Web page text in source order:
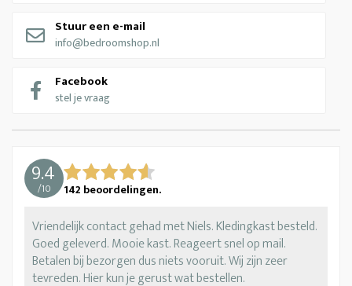
Stuur een e-mail
info@bedroomshop.nl
Facebook
stel je vraag
9.4
/10 142 beoordelingen.
Vriendelijk contact gehad met Niels. Kledingkast besteld.
Goed geleverd. Mooie kast. Reageert snel op mail.
Betalen bij bezorgen dus niets vooruit. Wij zijn zeer
tevreden. Hier kun je gerust wat bestellen.